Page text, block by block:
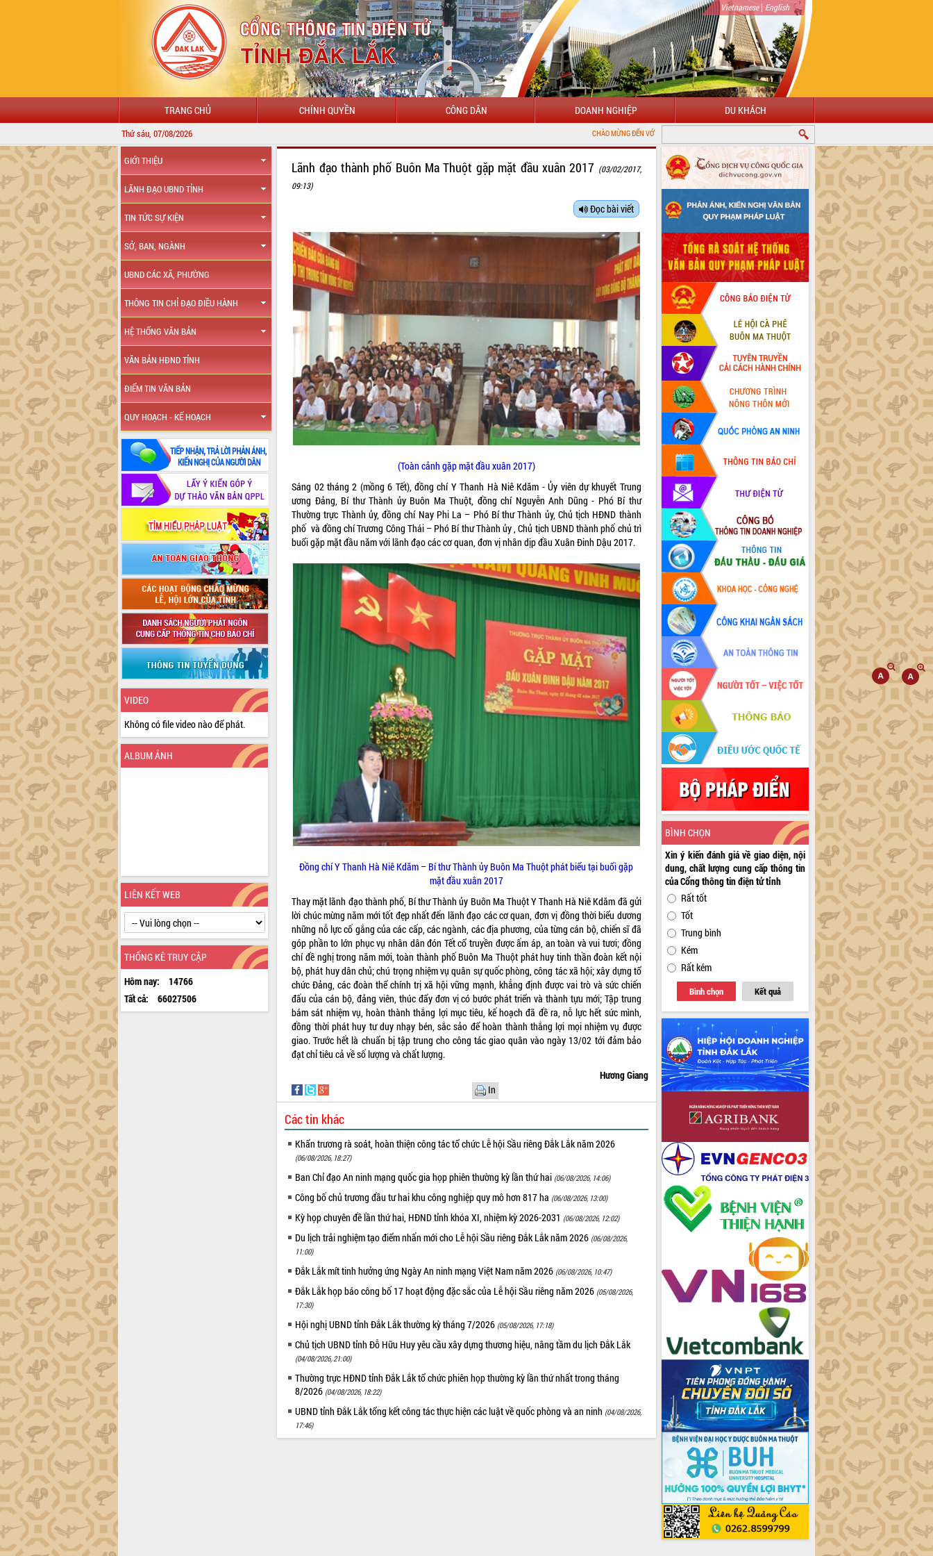
Vietnamese| English
TRANG CHỦ CHÍNH QUYỀN CÔNG DÂN DOANH NGHIỆP DU KHÁCH
Thứ sáu, 07/08/2026 CHÀO MỪNG ĐẾN VỚI CỔNG THÔNG TIN ĐIỆN TỬ TỈNH ĐẮK LẮK
GIỚI THIỆU
LÃNH ĐẠO UBND TỈNH
TIN TỨC SỰ KIỆN
SỞ, BAN, NGÀNH
UBND CÁC XÃ, PHƯỜNG
THÔNG TIN CHỈ ĐẠO ĐIỀU HÀNH
HỆ THỐNG VĂN BẢN
VĂN BẢN HĐND TỈNH
ĐIỂM TIN VĂN BẢN
QUY HOẠCH - KẾ HOẠCH
VIDEO
Không có file video nào để phát.
ALBUM ẢNH
LIÊN KẾT WEB
THỐNG KÊ TRUY CẬP
Hôm nay:
14766
Tất cả:
66027506
Lãnh đạo thành phố Buôn Ma Thuột gặp mặt đầu xuân 2017 (03/02/2017,
09:13)
Đọc bài viết
(Toàn cảnh gặp mặt đầu xuân 2017)
Sáng 02 tháng 2 (mồng 6 Tết), đồng chí Y Thanh Hà Niê Kdăm - Ủy viên dự khuyết Trung
ương Đảng, Bí thư Thành ủy Buôn Ma Thuột, đồng chí Nguyễn Anh Dũng - Phó Bí thư
Thường trực Thành ủy, đồng chí Nay Phi La – Phó Bí thư Thành ủy, Chủ tịch HĐND thành
phố và đồng chí Trương Công Thái – Phó Bí thư Thành ủy , Chủ tịch UBND thành phố chủ trì
buổi gặp mặt đầu năm với lãnh đạo các cơ quan, đơn vị nhân dịp đầu Xuân Đinh Dậu 2017.
Đồng chí Y Thanh Hà Niê Kdăm – Bí thư Thành ủy Buôn Ma Thuột phát biểu tại buổi gặp
mặt đầu xuân 2017
Thay mặt lãnh đạo thành phố, Bí thư Thành ủy Buôn Ma Thuột Y Thanh Hà Niê Kdăm đã gửi
lời chúc mừng năm mới tốt đẹp nhất đến lãnh đạo các cơ quan, đơn vị đồng thời biểu dương
những nỗ lực cố gắng của các cấp, các ngành, các địa phương, của từng cán bộ, chiến sĩ đã
góp phần to lớn phục vụ nhân dân đón Tết cổ truyền được ấm áp, an toàn và vui tươi; đồng
chí đề nghị trong năm mới, toàn thành phố Buôn Ma Thuột phát huy tinh thần đoàn kết nội
bộ, phát huy dân chủ; chú trọng nhiệm vụ quân sự quốc phòng, công tác xã hội; xây dựng tổ
chức Đảng, các đoàn thể chính trị xã hội vững mạnh, khẳng định được vai trò và sức chiến
đấu của cán bộ, đảng viên, thúc đẩy đơn vị có bước phát triển và thành tựu mới; Tập trung
bám sát nhiệm vụ, hoàn thành thắng lợi mục tiêu, kế hoạch đã đề ra, nỗ lực hết sức mình,
đồng thời phát huy tư duy nhạy bén, sắc sảo để hoàn thành thắng lợi mọi nhiệm vụ được
giao. Trước hết là chuẩn bị tập trung cho công tác giao quân vào ngày 13/02 tới đảm bảo
đạt chỉ tiêu cả về số lượng và chất lượng.
Hương Giang
In
Các tin khác
Khẩn trương rà soát, hoàn thiện công tác tổ chức Lễ hội Sầu riêng Đắk Lắk năm 2026
(06/08/2026, 18:27)
Ban Chỉ đạo An ninh mạng quốc gia họp phiên thường kỳ lần thứ hai (06/08/2026, 14:06)
Công bố chủ trương đầu tư hai khu công nghiệp quy mô hơn 817 ha (06/08/2026, 13:00)
Kỳ họp chuyên đề lần thứ hai, HĐND tỉnh khóa XI, nhiệm kỳ 2026-2031 (06/08/2026, 12:02)
Du lịch trải nghiệm tạo điểm nhấn mới cho Lễ hội Sầu riêng Đắk Lắk năm 2026 (06/08/2026,
11:00)
Đắk Lắk mít tinh hưởng ứng Ngày An ninh mạng Việt Nam năm 2026 (06/08/2026, 10:47)
Đắk Lắk họp báo công bố 17 hoạt động đặc sắc của Lễ hội Sầu riêng năm 2026 (05/08/2026,
17:30)
Hội nghị UBND tỉnh Đắk Lắk thường kỳ tháng 7/2026 (05/08/2026, 17:18)
Chủ tịch UBND tỉnh Đỗ Hữu Huy yêu cầu xây dựng thương hiệu, nâng tầm du lịch Đắk Lắk
(04/08/2026, 21:00)
Thường trực HĐND tỉnh Đắk Lắk tổ chức phiên họp thường kỳ lần thứ nhất trong tháng
8/2026 (04/08/2026, 18:22)
UBND tỉnh Đắk Lắk tổng kết công tác thực hiện các luật về quốc phòng và an ninh (04/08/2026,
17:46)
BÌNH CHỌN
Xin ý kiến đánh giá về giao diện, nội
dung, chất lượng cung cấp thông tin
của Cổng thông tin điện tử tỉnh
Rất tốt
Tốt
Trung bình
Kém
Rất kém
Bình chọn Kết quả